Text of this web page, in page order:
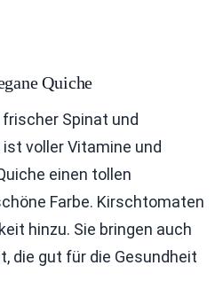
Quiche
Spinat und
voller Vitamine und
einen tollen
Farbe. Kirschtomaten
hinzu. Sie bringen auch
die gut für die Gesundheit